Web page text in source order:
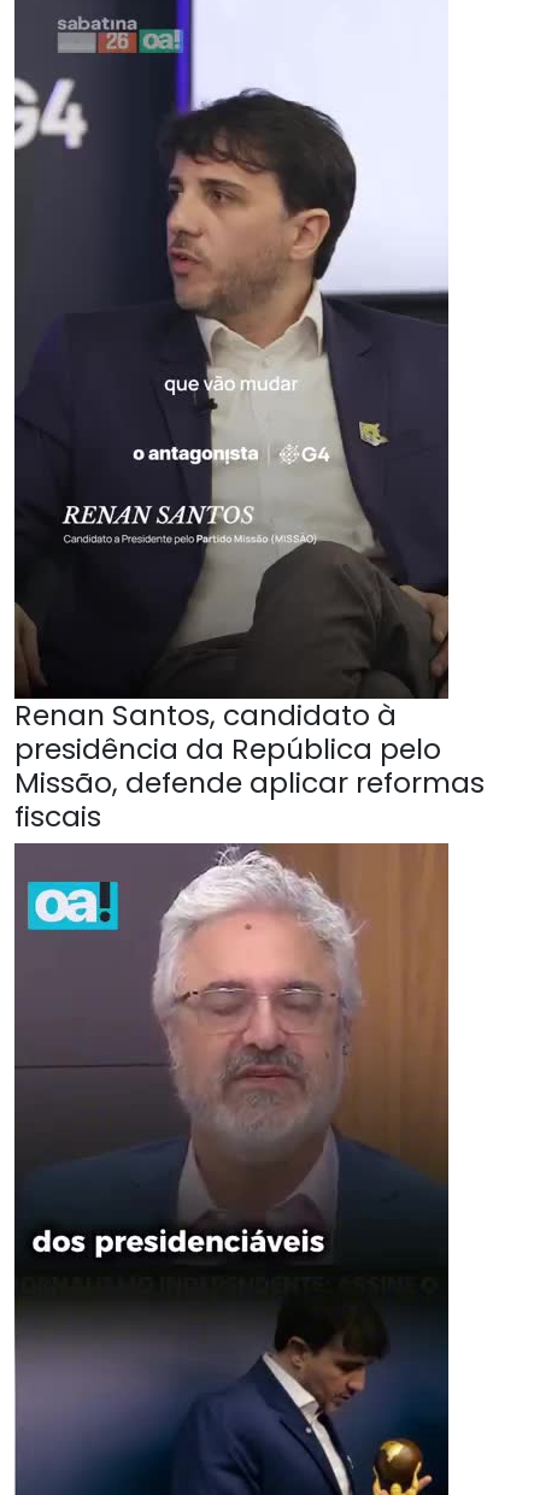
Renan Santos, candidato à
presidência da República pelo
Missão, defende aplicar reformas
fiscais